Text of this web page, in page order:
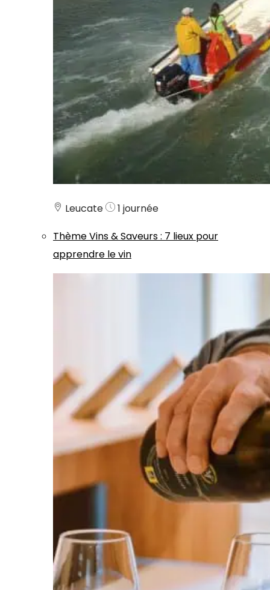
Leucate
1 journée
ThèmeVins & Saveurs: 7 lieux pour
apprendre le vin